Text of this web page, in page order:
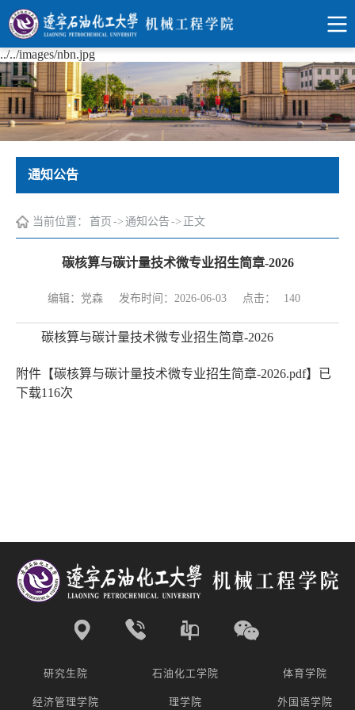
../../images/nbn.jpg
通知公告
当前位置： 首页 -> 通知公告 -> 正文
碳核算与碳计量技术微专业招生简章-2026
编辑：党森 发布时间：2026-06-03 点击： 140
碳核算与碳计量技术微专业招生简章-2026
附件【碳核算与碳计量技术微专业招生简章-2026.pdf】已
下载116次
研究生院 石油化工学院 体育学院
经济管理学院 理学院 外国语学院